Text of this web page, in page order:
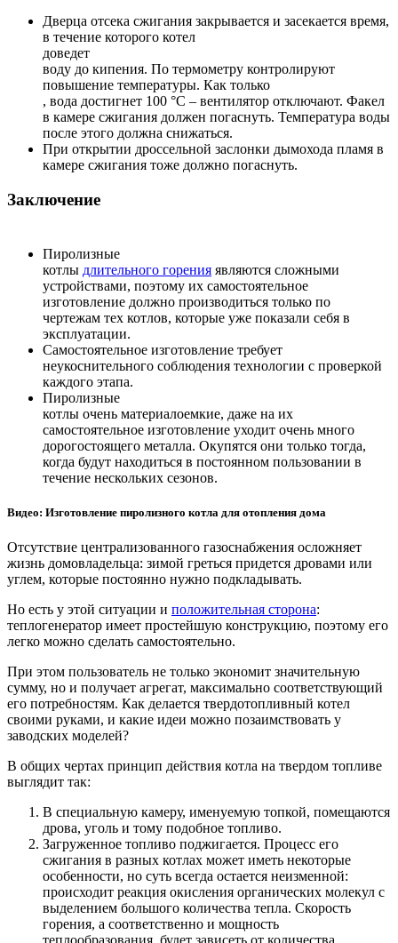
Дверца отсека сжигания закрывается и засекается время,
в течение которого котел
доведет
воду до кипения. По термометру контролируют
повышение температуры. Как только
, вода достигнет 100 °C – вентилятор отключают. Факел
в камере сжигания должен погаснуть. Температура воды
после этого должна снижаться.
При открытии дроссельной заслонки дымохода пламя в
камере сжигания тоже должно погаснуть.
Заключение
Пиролизные
котлы длительного горения являются сложными
устройствами, поэтому их самостоятельное
изготовление должно производиться только по
чертежам тех котлов, которые уже показали себя в
эксплуатации.
Самостоятельное изготовление требует
неукоснительного соблюдения технологии с проверкой
каждого этапа.
Пиролизные
котлы очень материалоемкие, даже на их
самостоятельное изготовление уходит очень много
дорогостоящего металла. Окупятся они только тогда,
когда будут находиться в постоянном пользовании в
течение нескольких сезонов.
Видео: Изготовление пиролизного котла для отопления дома
Отсутствие централизованного газоснабжения осложняет
жизнь домовладельца: зимой греться придется дровами или
углем, которые постоянно нужно подкладывать.
Но есть у этой ситуации и положительная сторона:
теплогенератор имеет простейшую конструкцию, поэтому его
легко можно сделать самостоятельно.
При этом пользователь не только экономит значительную
сумму, но и получает агрегат, максимально соответствующий
его потребностям. Как делается твердотопливный котел
своими руками, и какие идеи можно позаимствовать у
заводских моделей?
В общих чертах принцип действия котла на твердом топливе
выглядит так:
В специальную камеру, именуемую топкой, помещаются
дрова, уголь и тому подобное топливо.
Загруженное топливо поджигается. Процесс его
сжигания в разных котлах может иметь некоторые
особенности, но суть всегда остается неизменной:
происходит реакция окисления органических молекул с
выделением большого количества тепла. Скорость
горения, а соответственно и мощность
теплообразования, будет зависеть от количества